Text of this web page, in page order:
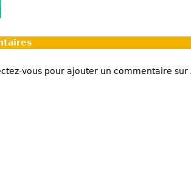
vous pour ajouter un commentaire sur